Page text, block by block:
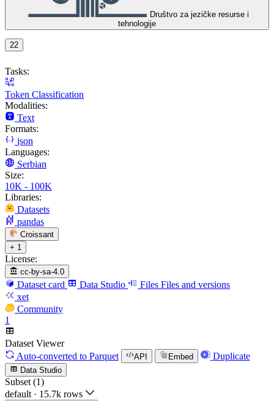
Društvo za jezičke resurse i
tehnologije
22
Tasks:
Token Classification
Modalities:
Text
Formats:
json
Languages:
Serbian
Size:
10K - 100K
Libraries:
Datasets
pandas
Croissant
+ 1
License:
cc-by-sa-4.0
Dataset card Data Studio Files Files and versions
xet
Community
1
Dataset Viewer
Auto-converted to Parquet API Embed Duplicate
Data Studio
Subset (1)
default · 15.7k rows